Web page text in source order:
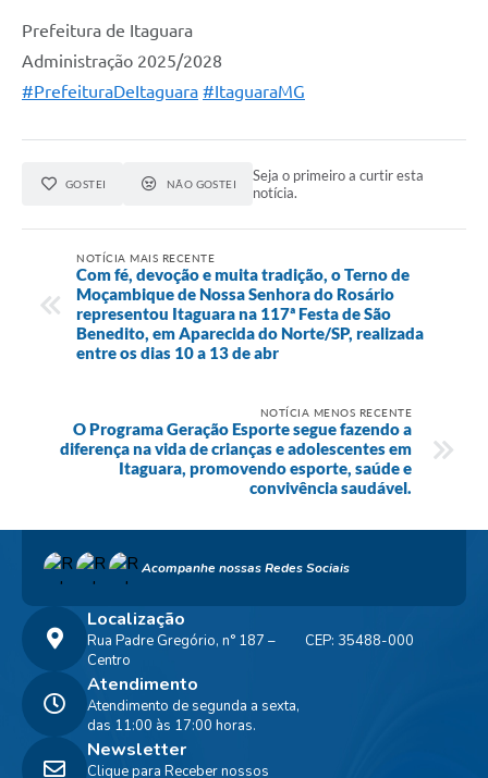
Prefeitura de Itaguara
Administração 2025/2028
#PrefeituraDeItaguara #ItaguaraMG
GOSTEI NÃO GOSTEI
Seja o primeiro a curtir esta
notícia.
NOTÍCIA MAIS RECENTE
Com fé, devoção e muita tradição, o Terno de
Moçambique de Nossa Senhora do Rosário
representou Itaguara na 117ª Festa de São
Benedito, em Aparecida do Norte/SP, realizada
entre os dias 10 a 13 de abr
NOTÍCIA MENOS RECENTE
O Programa Geração Esporte segue fazendo a
diferença na vida de crianças e adolescentes em
Itaguara, promovendo esporte, saúde e
convivência saudável.
Acompanhe nossas Redes Sociais
Localização
Rua Padre Gregório, n° 187 –
Centro
CEP: 35488-000
Atendimento
Atendimento de segunda a sexta,
das 11:00 às 17:00 horas.
Newsletter
Clique para Receber nossos